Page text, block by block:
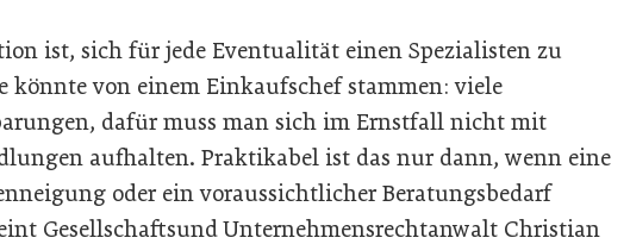
ist, sich für jede Eventualität einen Spezialisten zu
könnte von einem Einkaufschef stammen: viele
dafür muss man sich im Ernstfall nicht mit
aufhalten. Praktikabel ist das nur dann, wenn eine
oder ein voraussichtlicher Beratungsbedarf
Gesellschaftsund Unternehmensrechtanwalt Christian